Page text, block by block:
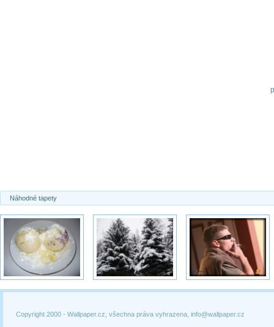
Náhodné tapety
Copyright 2000 - Wallpaper.cz, všechna práva vyhrazena, info@wallpaper.cz